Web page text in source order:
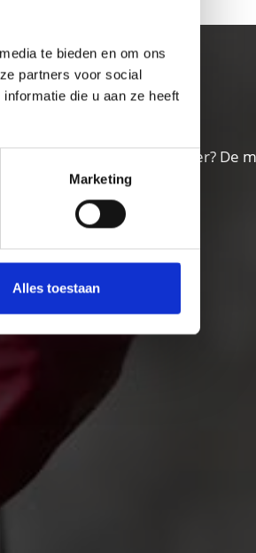
te bieden en om ons
partners voor social
die u aan ze heeft
Marketing
Alles toestaan
Luisteren naar de gletsjer? De